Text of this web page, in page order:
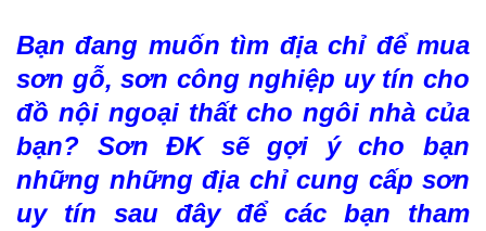
Bạn đang muốn tìm địa chỉ để mua
sơn gỗ, sơn công nghiệp uy tín cho
đồ nội ngoại thất cho ngôi nhà của
bạn? Sơn ĐK sẽ gợi ý cho bạn
những những địa chỉ cung cấp sơn
uy tín sau đây để các bạn tham